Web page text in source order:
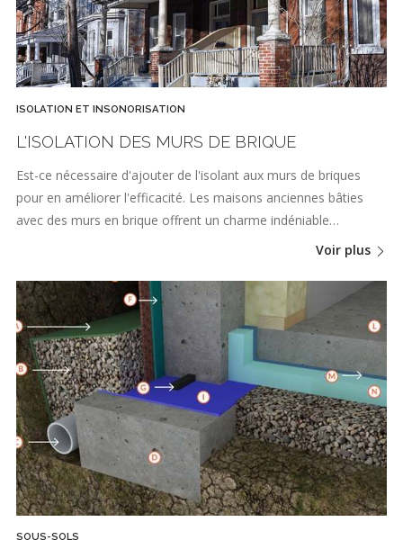
ISOLATION ET INSONORISATION
L'ISOLATION DES MURS DE BRIQUE
Est-ce nécessaire d'ajouter de l'isolant aux murs de briques
pour en améliorer l'efficacité. Les maisons anciennes bâties
avec des murs en brique offrent un charme indéniable…
Voir plus
SOUS-SOLS